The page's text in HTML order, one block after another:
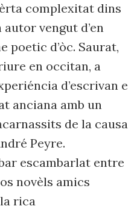
complexitat dins
vengut d’en
poetic d’òc. Saurat,
en occitan, a
d’escrivan e
anciana amb un
de la causa
Peyre.
escambarlat entre
novèls amics
rica